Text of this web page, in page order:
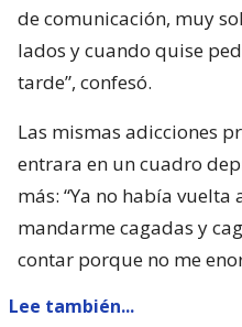
de comunicación, muy
lados y cuando quise
tarde”, confesó.
Las mismas adicciones
entrara en un cuadro
más: “Ya no había vuelta
mandarme cagadas y
contar porque no me
Lee también...